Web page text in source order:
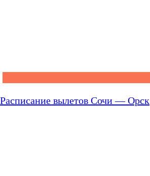
Расписание вылетов Сочи — Орск